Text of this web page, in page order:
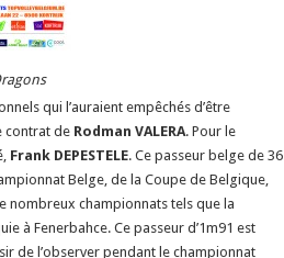
qui l’auraient empêchés d’être
contrat de Rodman VALERA. Pour le
Frank DEPESTELE. Ce passeur belge de 36
Belge, de la Coupe de Belgique,
nombreux championnats tels que la
à Fenerbahce. Ce passeur d’1m91 est
de l’observer pendant le championnat